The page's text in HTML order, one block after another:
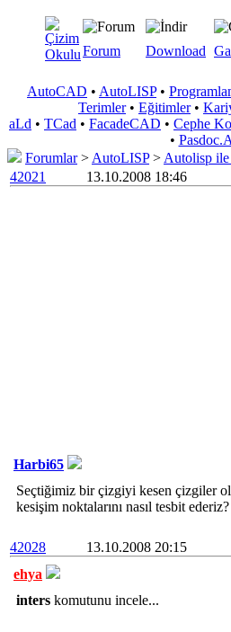
Forum Download
AutoCAD • AutoLISP•
Terimler• Eğitimler•
aLd • TCad • FacadeCAD • Cephe
• Pasdoc.A
Forumlar> AutoLISP> Autolisp ile
42021
13.10.2008 18:46
Harbi65
Seçtiğimiz bir çizgiyi kesen çizgiler
kesişim noktalarını nasıl tesbit ederiz?
42028
13.10.2008 20:15
ehya
inters komutunu incele...